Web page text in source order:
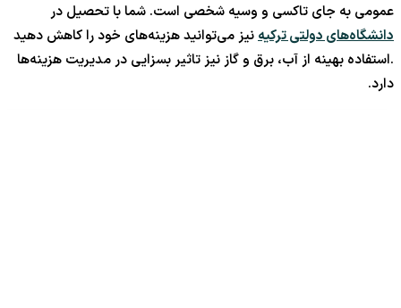
عمومی به جای تاکسی و وسیه شخصی است. شما با تحصیل در
دانشگاه‌های دولتی ترکیهنیز می‌توانید هزینه‌های خود را کاهش دهید
.استفاده بهینه از آب، برق و گاز نیز تاثیر بسزایی در مدیریت هزینه‌ها
دارد.